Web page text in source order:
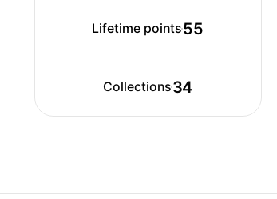
https://www.benhur.com.br
Lifetime points55
Collections34